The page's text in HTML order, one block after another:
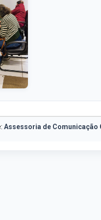
Assessoria de Comunicação